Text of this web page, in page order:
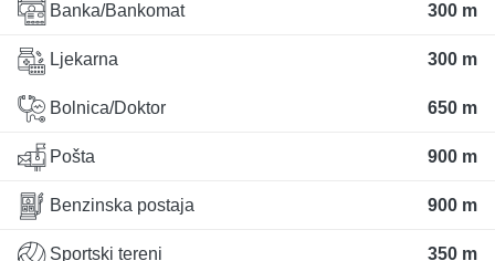
Banka/Bankomat 300 m
Ljekarna 300 m
Bolnica/Doktor 650 m
Pošta 900 m
Benzinska postaja 900 m
Sportski tereni 350 m